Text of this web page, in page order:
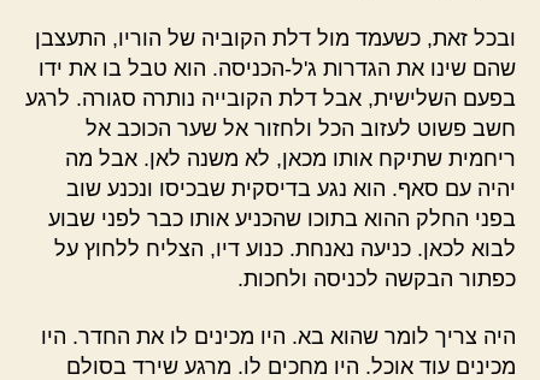
ובכל זאת, כשעמד מול דלת הקוביה של הוריו, התעצבן
שהם שינו את הגדרות ג'ל-הכניסה. הוא טבל בו את ידו
בפעם השלישית, אבל דלת הקובייה נותרה סגורה. לרגע
חשב פשוט לעזוב הכל ולחזור אל שער הכוכב אל
ריחמית שתיקח אותו מכאן, לא משנה לאן. אבל מה
יהיה עם סאף. הוא נגע בדיסקית שבכיסו ונכנע שוב
בפני החלק ההוא בתוכו שהכניע אותו כבר לפני שבוע
לבוא לכאן. כניעה נאנחת. כנוע דיו, הצליח ללחוץ על
כפתור הבקשה לכניסה ולחכות.
היה צריך לומר שהוא בא. היו מכינים לו את החדר. היו
מכינים עוד אוכל. היו מחכים לו. מרגע שירד בסולם